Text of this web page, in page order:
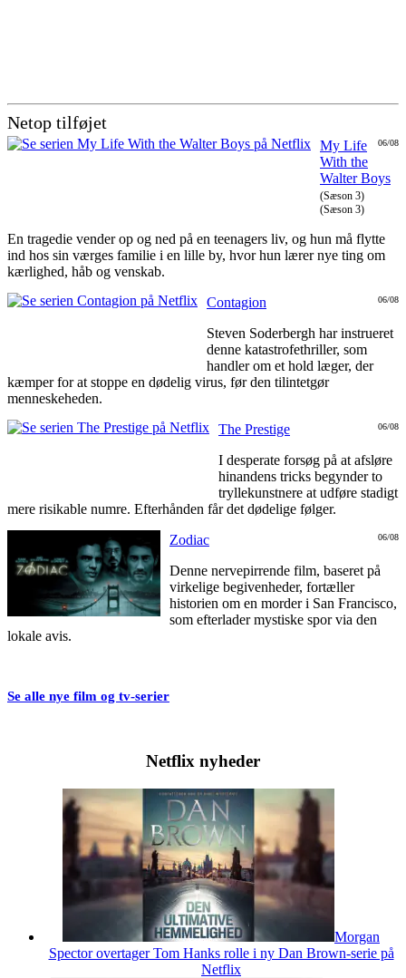
Netop tilføjet
06/08
My Life
With the
Walter Boys
(Sæson 3)
(Sæson 3)
En tragedie vender op og ned på en teenagers liv, og hun må flytte
ind hos sin værges familie i en lille by, hvor hun lærer nye ting om
kærlighed, håb og venskab.
06/08
Contagion
Steven Soderbergh har instrueret
denne katastrofethriller, som
handler om et hold læger, der
kæmper for at stoppe en dødelig virus, før den tilintetgør
menneskeheden.
06/08
The Prestige
I desperate forsøg på at afsløre
hinandens tricks begynder to
tryllekunstnere at udføre stadigt
mere risikable numre. Efterhånden får det dødelige følger.
06/08
Zodiac
Denne nervepirrende film, baseret på
virkelige begivenheder, fortæller
historien om en morder i San Francisco,
som efterlader mystiske spor via den
lokale avis.
Se alle nye film og tv-serier
Netflix nyheder
Morgan
Spector overtager Tom Hanks rolle i ny Dan Brown-serie på
Netflix